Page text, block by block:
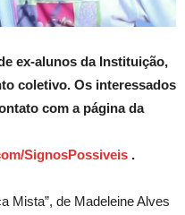
ex-alunos da Instituição,
coletivo. Os interessados
com a página da
SignosPossiveis .
Mista”, de Madeleine Alves